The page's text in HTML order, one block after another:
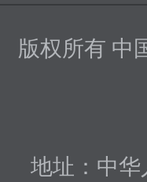
版权所有 中
地址：中